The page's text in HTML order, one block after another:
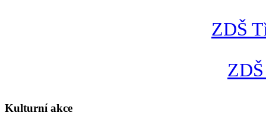
ZDŠ
Kulturní akce